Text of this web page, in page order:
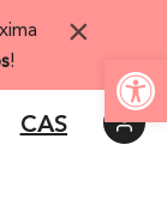
Abrir
!
×
CAS